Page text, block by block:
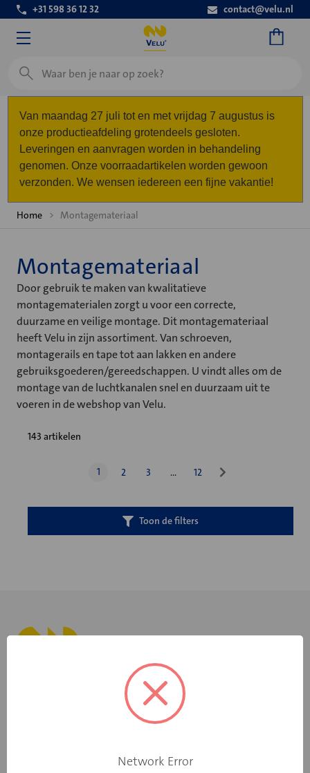
+31 598 36 12 32 contact@velu.nl
Zoeken
Van maandag 27 juli tot en met vrijdag 7 augustus is
onze productieafdeling grotendeels gesloten.
Leveringen en aanvragen worden in behandeling
genomen. Onze voorraadartikelen worden gewoon
verzonden. We wensen iedereen een fijne vakantie!
Home Montagemateriaal
Montagemateriaal
Door gebruik te maken van kwalitatieve
montagematerialen zorgt u voor een correcte,
duurzame en veilige montage. Dit montagemateriaal
heeft Velu in zijn assortiment. Van schroeven,
montagerails en tape tot aan lakken en andere
gebruiksgoederen/gereedschappen. U vindt alles om de
montage van de luchtkanalen snel en duurzaam uit te
voeren in de webshop van Velu.
143 artikelen
1 2 3 … 12
Toon de filters
Network Error